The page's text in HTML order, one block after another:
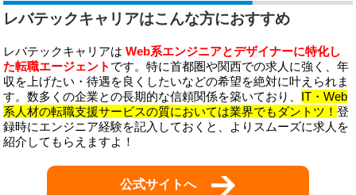
レバテックキャリアはこんな方におすすめ
レバテックキャリアは Web系エンジニアとデザイナーに特化し
た転職エージェント です。特に首都圏や関西での求人に強く、年
収を上げたい・待遇を良くしたいなどの希望を絶対に叶えられま
す。数多くの企業との長期的な信頼関係を築いており、 IT・Web
系人材の転職支援サービスの質においては業界でもダントツ！登
録時にエンジニア経験を記入しておくと、よりスムーズに求人を
紹介してもらえますよ！
公式サイトへ